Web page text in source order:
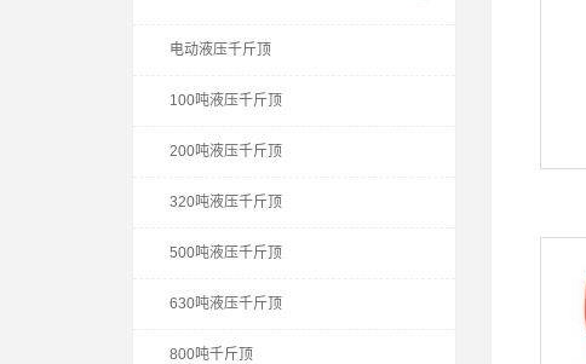
电动液压千斤顶
100吨液压千斤顶
200吨液压千斤顶
320吨液压千斤顶
500吨液压千斤顶
630吨液压千斤顶
800吨千斤顶